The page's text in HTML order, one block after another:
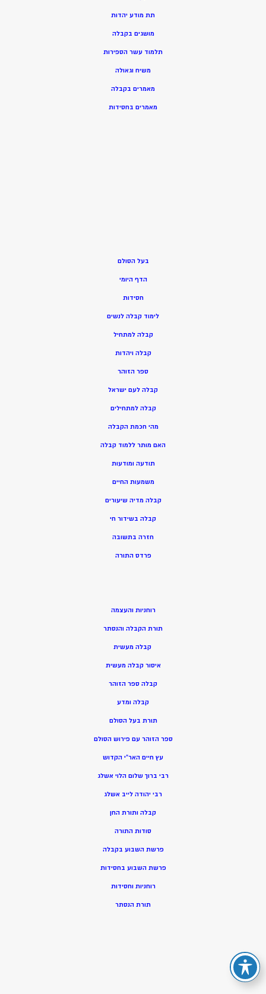
תת מודע יהדות
מושגים בקבלה
תלמוד עשר הספירות
משיח וגאולה
מאמרים בקבלה
מאמרים בחסידות
בעל הסולם
הדף היומי
חסידות
לימוד קבלה לנשים
קבלה למתחיל
קבלה ויהדות
ספר הזוהר
קבלה לעם ישראל
קבלה למתחילים
מהי חכמת הקבלה
האם מותר ללמוד קבלה
תודעה ומודעות
משמעות החיים
קבלה מדיה שיעורים
קבלה בשידור חי
חזרה בתשובה
פרדס התורה
רוחניות והעצמה
תורת הקבלה והנסתר
קבלה מעשית
איסור קבלה מעשית
קבלה ספר הזוהר
קבלה ומדע
תורת בעל הסולם
ספר הזוהר עם פירוש הסולם
עץ חיים האר”י הקדוש
רבי ברוך שלום הלוי אשלג
רבי יהודה לייב אשלג
קבלה ותורת החן
סודות התורה
פרשת השבוע בקבלה
פרשת השבוע בחסידות
רוחניות וחסידות
תורת הנסתר